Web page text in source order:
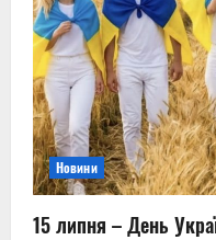
a
t
i
o
n
Новини
15 липня – День